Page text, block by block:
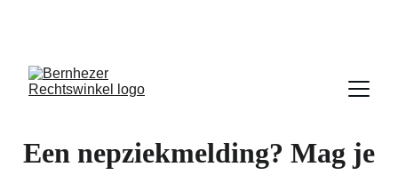
Een nepziekmelding? Mag je